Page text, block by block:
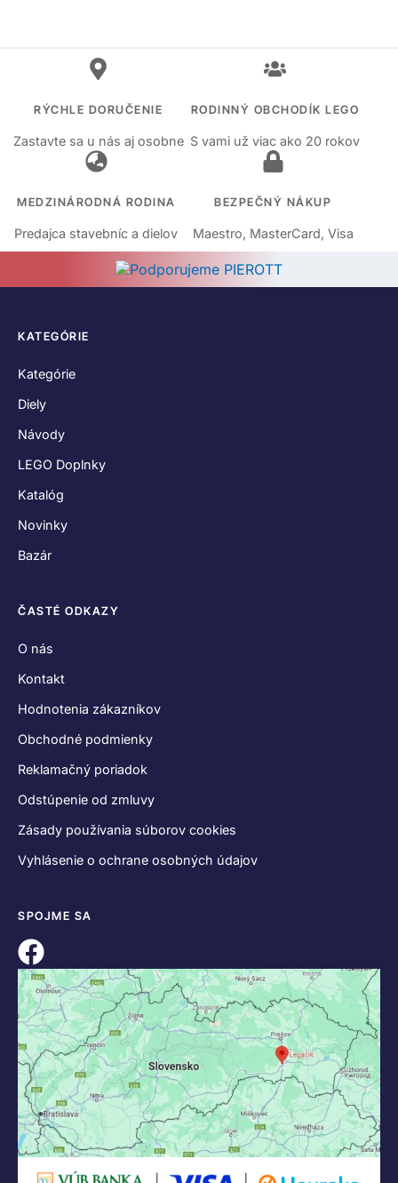
RÝCHLE DORUČENIE
Zastavte sa u nás aj osobne
RODINNÝ OBCHODÍK LEGO
S vami už viac ako 20 rokov
MEDZINÁRODNÁ RODINA
Predajca stavebníc a dielov
BEZPEČNÝ NÁKUP
Maestro, MasterCard, Visa
KATEGÓRIE
Kategórie
Diely
Návody
LEGO Doplnky
Katalóg
Novinky
Bazár
ČASTÉ ODKAZY
O nás
Kontakt
Hodnotenia zákazníkov
Obchodné podmienky
Reklamačný poriadok
Odstúpenie od zmluvy
Zásady používania súborov cookies
Vyhlásenie o ochrane osobných údajov
SPOJME SA